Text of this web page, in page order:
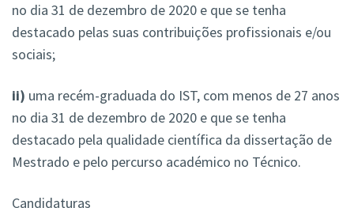
no dia 31 de dezembro de 2020 e que se tenha
destacado pelas suas contribuições profissionais e/ou
sociais;
ii) uma recém-graduada do IST, com menos de 27 anos
no dia 31 de dezembro de 2020 e que se tenha
destacado pela qualidade científica da dissertação de
Mestrado e pelo percurso académico no Técnico.
Candidaturas